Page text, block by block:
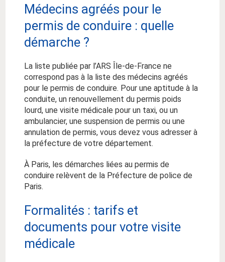
Médecins agréés pour le
permis de conduire : quelle
démarche ?
La liste publiée par l’ARS Île-de-France ne
correspond pas à la liste des médecins agréés
pour le permis de conduire. Pour une aptitude à la
conduite, un renouvellement du permis poids
lourd, une visite médicale pour un taxi, ou un
ambulancier, une suspension de permis ou une
annulation de permis, vous devez vous adresser à
la préfecture de votre département.
À Paris, les démarches liées au permis de
conduire relèvent de la Préfecture de police de
Paris.
Formalités : tarifs et
documents pour votre visite
médicale